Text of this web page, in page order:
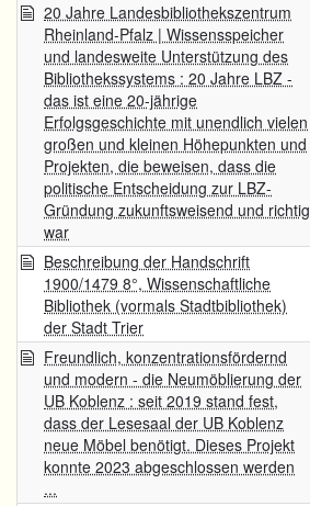
20 Jahre Landesbibliothekszentrum
Rheinland-Pfalz | Wissensspeicher
und landesweite Unterstützung des
Bibliothekssystems : 20 Jahre LBZ -
das ist eine 20-jährige
Erfolgsgeschichte mit unendlich vielen
großen und kleinen Höhepunkten und
Projekten, die beweisen, dass die
politische Entscheidung zur LBZ-
Gründung zukunftsweisend und richtig
war
Beschreibung der Handschrift
1900/1479 8°, Wissenschaftliche
Bibliothek (vormals Stadtbibliothek)
der Stadt Trier
Freundlich, konzentrationsfördernd
und modern - die Neumöblierung der
UB Koblenz : seit 2019 stand fest,
dass der Lesesaal der UB Koblenz
neue Möbel benötigt. Dieses Projekt
konnte 2023 abgeschlossen werden
...